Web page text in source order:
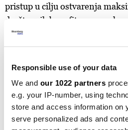
Responsible use of your data
We and our 1022 partners
e.g. your IP-number, using
store and access information on
serve personalized ads and
pristup u cilju ostvarenja
društvenih benefita ovog
Manipulacija sistemom
Na osnovu zaključaka,
zakona za otklanjanje
parlamentarnim
postoje manjkavosti u ovom
popraviti u prvom redu jer još